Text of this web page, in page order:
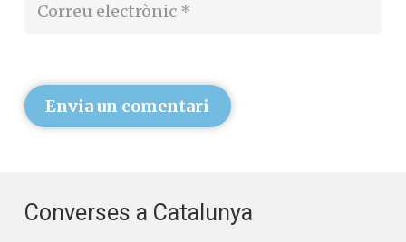
Envia un comentari
Converses a Catalunya